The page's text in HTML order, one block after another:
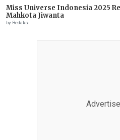
Miss Universe Indonesia 2025
Mahkota Jiwanta
by Redaksi